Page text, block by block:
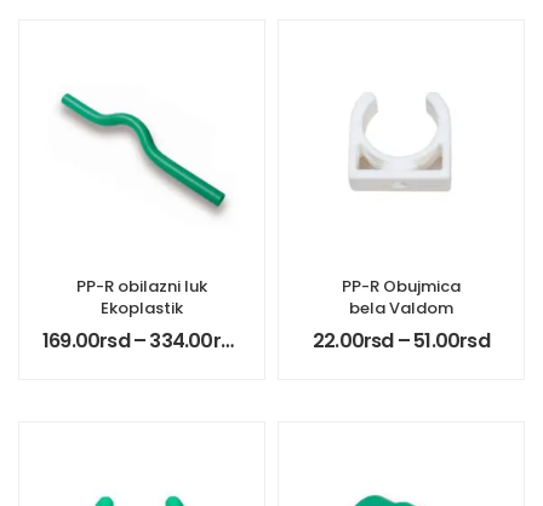
PP-R obilazni luk
Ekoplastik
169.00rsd–334.00rsd
PP-R Obujmica
bela Valdom
22.00rsd–51.00rsd